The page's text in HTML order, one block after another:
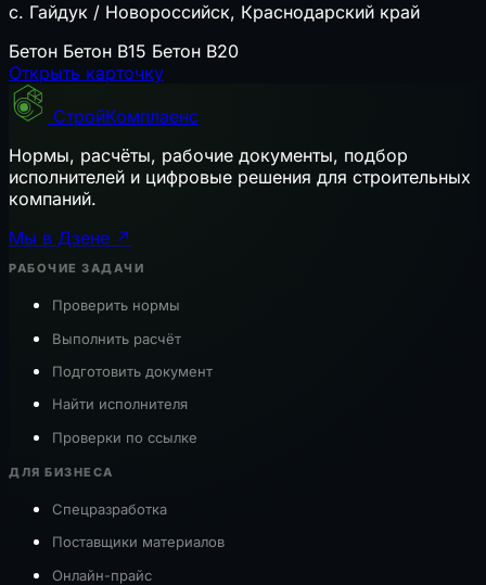
с. Гайдук / Новороссийск, Краснодарский край
Бетон Бетон B15 Бетон B20
Открыть карточку
СтройКомплаенс
Нормы, расчёты, рабочие документы, подбор
исполнителей и цифровые решения для строительных
компаний.
Мы в Дзене ↗
РАБОЧИЕ ЗАДАЧИ
Проверить нормы
Выполнить расчёт
Подготовить документ
Найти исполнителя
Проверки по ссылке
ДЛЯ БИЗНЕСА
Спецразработка
Поставщики материалов
Онлайн-прайс